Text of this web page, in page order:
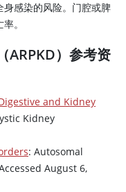
感染的风险。门腔或脾
。
ARPKD）参考资
and Kidney
Kidney
: Autosomal
August 6,